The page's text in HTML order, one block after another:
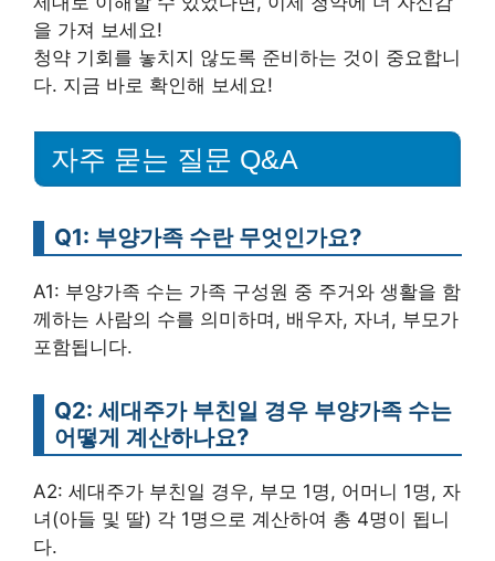
을 가져 보세요!
청약 기회를 놓치지 않도록 준비하는 것이 중요합니
다. 지금 바로 확인해 보세요!
자주 묻는 질문 Q&A
Q1: 부양가족 수란 무엇인가요?
A1: 부양가족 수는 가족 구성원 중 주거와 생활을 함
께하는 사람의 수를 의미하며, 배우자, 자녀, 부모가
포함됩니다.
Q2: 세대주가 부친일 경우 부양가족 수는
어떻게 계산하나요?
A2: 세대주가 부친일 경우, 부모 1명, 어머니 1명, 자
녀(아들 및 딸) 각 1명으로 계산하여 총 4명이 됩니
다.